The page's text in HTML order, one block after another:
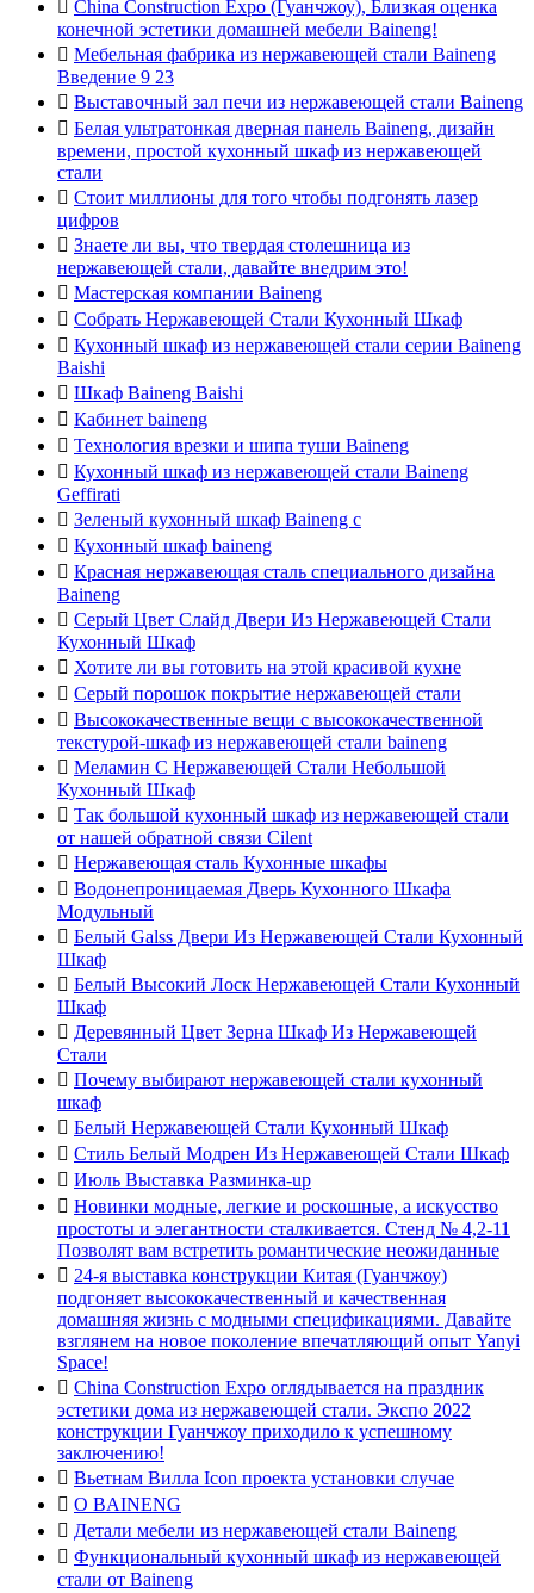
China Construction Expo (Гуанчжоу), Близкая оценка
конечной эстетики домашней мебели Baineng!
 Мебельная фабрика из нержавеющей стали Baineng
Введение 9 23
 Выставочный зал печи из нержавеющей стали Baineng
 Белая ультратонкая дверная панель Baineng, дизайн
времени, простой кухонный шкаф из нержавеющей
стали
 Стоит миллионы для того чтобы подгонять лазер
цифров
 Знаете ли вы, что твердая столешница из
нержавеющей стали, давайте внедрим это!
 Мастерская компании Baineng
 Собрать Нержавеющей Стали Кухонный Шкаф
 Кухонный шкаф из нержавеющей стали серии Baineng
Baishi
 Шкаф Baineng Baishi
 Кабинет baineng
 Технология врезки и шипа туши Baineng
 Кухонный шкаф из нержавеющей стали Baineng
Geffirati
 Зеленый кухонный шкаф Baineng с
 Кухонный шкаф baineng
 Красная нержавеющая сталь специального дизайна
Baineng
 Серый Цвет Слайд Двери Из Нержавеющей Стали
Кухонный Шкаф
 Хотите ли вы готовить на этой красивой кухне
 Серый порошок покрытие нержавеющей стали
 Высококачественные вещи с высококачественной
текстурой-шкаф из нержавеющей стали baineng
 Меламин С Нержавеющей Стали Небольшой
Кухонный Шкаф
 Так большой кухонный шкаф из нержавеющей стали
от нашей обратной связи Cilent
 Нержавеющая сталь Кухонные шкафы
 Водонепроницаемая Дверь Кухонного Шкафа
Модульный
 Белый Galss Двери Из Нержавеющей Стали Кухонный
Шкаф
 Белый Высокий Лоск Нержавеющей Стали Кухонный
Шкаф
 Деревянный Цвет Зерна Шкаф Из Нержавеющей
Стали
 Почему выбирают нержавеющей стали кухонный
шкаф
 Белый Нержавеющей Стали Кухонный Шкаф
 Стиль Белый Модрен Из Нержавеющей Стали Шкаф
 Июль Выставка Разминка-up
 Новинки модные, легкие и роскошные, а искусство
простоты и элегантности сталкивается. Стенд № 4,2-11
Позволят вам встретить романтические неожиданные
 24-я выставка конструкции Китая (Гуанчжоу)
подгоняет высококачественный и качественная
домашняя жизнь с модными спецификациями. Давайте
взглянем на новое поколение впечатляющий опыт Yanyi
Space!
 China Construction Expo оглядывается на праздник
эстетики дома из нержавеющей стали. Экспо 2022
конструкции Гуанчжоу приходило к успешному
заключению!
 Вьетнам Вилла Icon проекта установки случае
 О BAINENG
 Детали мебели из нержавеющей стали Baineng
 Функциональный кухонный шкаф из нержавеющей
стали от Baineng